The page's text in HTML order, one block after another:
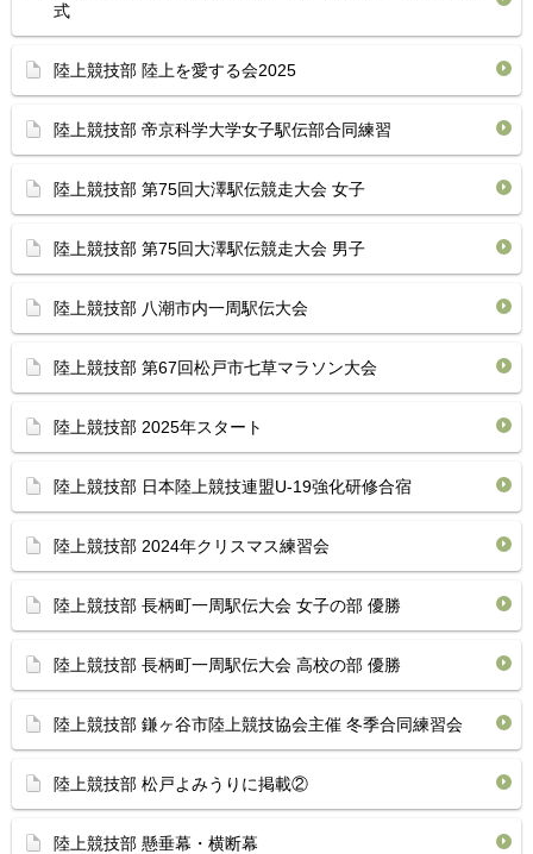
式
陸上競技部 陸上を愛する会2025
陸上競技部 帝京科学大学女子駅伝部合同練習
陸上競技部 第75回大澤駅伝競走大会 女子
陸上競技部 第75回大澤駅伝競走大会 男子
陸上競技部 八潮市内一周駅伝大会
陸上競技部 第67回松戸市七草マラソン大会
陸上競技部 2025年スタート
陸上競技部 日本陸上競技連盟U-19強化研修合宿
陸上競技部 2024年クリスマス練習会
陸上競技部 長柄町一周駅伝大会 女子の部 優勝
陸上競技部 長柄町一周駅伝大会 高校の部 優勝
陸上競技部 鎌ヶ谷市陸上競技協会主催 冬季合同練習会
陸上競技部 松戸よみうりに掲載②
陸上競技部 懸垂幕・横断幕